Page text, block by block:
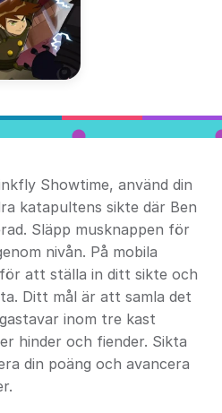
Showtime, använd din
katapultens sikte där Ben
Släpp musknappen för
nivån. På mobila
för att ställa in ditt sikte och
Ditt mål är att samla det
inom tre kast
hinder och fiender. Sikta
din poäng och avancera